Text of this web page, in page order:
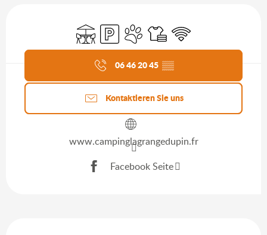
TerrasseParkplatzTiere erlaubt
Bettwäsche und Laken
Wi-Fi
Aktuelle Agenda
06 46 20 45 ▒▒
Kontaktieren Sie uns
www.campinglagrangedupin.fr
Facebook Seite